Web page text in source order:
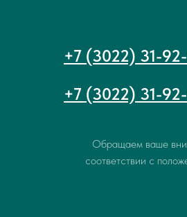
Обращаем ваше
соответствии с
+7 (3022) 31-
+7 (3022) 31-